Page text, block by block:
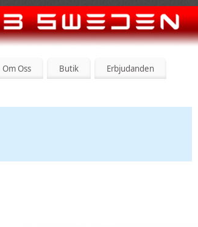
Om Oss Butik Erbjudanden